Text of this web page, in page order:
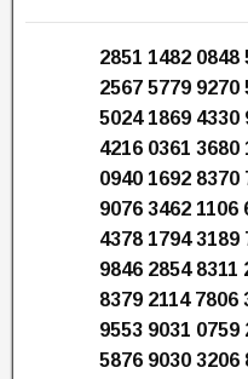
2851 1482
2567 5779
5024 1869 4330
4216 0361
0940 1692
9076 3462 1106
4378 1794
9846 2854 8311
8379 2114 7806
9553 9031
5876 9030 3206